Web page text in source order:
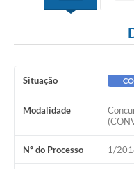
A Nossa Cidade
Ambiente
Orçamento Participativo 2026
Turismo
Situação
Modalidade
Nº do Processo 1/